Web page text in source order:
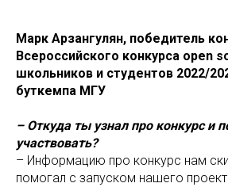
Марк Арзангулян, победитель
Всероссийского конкурса open
школьников и студентов 2022/
буткемпа МГУ
– Откуда ты узнал про конкурс и
участвовать?
– Информацию про конкурс нам
помогал с запуском нашего